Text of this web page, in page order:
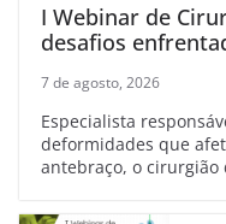
I Webinar de
desafios
7 de agosto, 2026
Especialista
deformidades que
antebraço, o cirurgião